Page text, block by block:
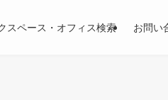
スペース・オフィス検索 お問い